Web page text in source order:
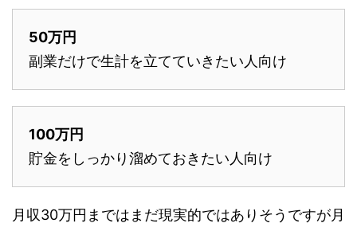
50万円
副業だけで生計を立てていきたい人向け
100万円
貯金をしっかり溜めておきたい人向け
月収30万円まではまだ現実的ではありそうですが月